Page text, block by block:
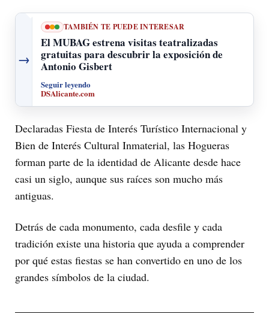
→
TAMBIÉN TE PUEDE INTERESAR
El MUBAG estrena visitas teatralizadas
gratuitas para descubrir la exposición de
Antonio Gisbert
Seguir leyendo
DSAlicante.com
Declaradas Fiesta de Interés Turístico Internacional y
Bien de Interés Cultural Inmaterial, las Hogueras
forman parte de la identidad de Alicante desde hace
casi un siglo, aunque sus raíces son mucho más
antiguas.
Detrás de cada monumento, cada desfile y cada
tradición existe una historia que ayuda a comprender
por qué estas fiestas se han convertido en uno de los
grandes símbolos de la ciudad.